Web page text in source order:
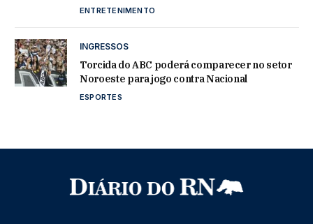
ENTRETENIMENTO
INGRESSOS
Torcida do ABC poderá comparecer no setor
Noroeste para jogo contra Nacional
ESPORTES